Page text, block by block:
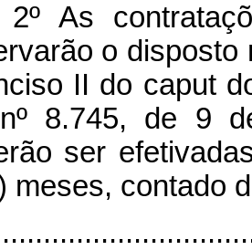
2º As
o
II do caput
8.745, de 9
ser
meses, contado